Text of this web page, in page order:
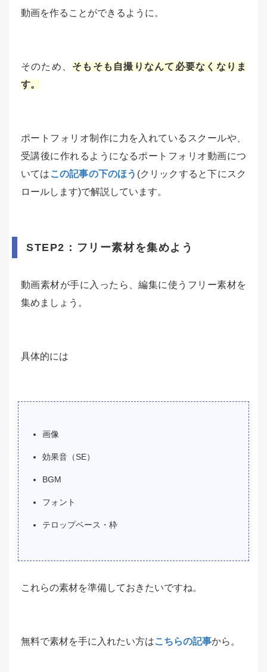
動画を作ることができるように。
そのため、 そもそも自撮りなんて必要なくなりま
す。
ポートフォリオ制作に力を入れているスクールや、
受講後に作れるようになるポートフォリオ動画につ
いては この記事の下のほう (クリックすると下にスク
ロールします)で解説しています。
STEP2：フリー素材を集めよう
動画素材が手に入ったら、編集に使うフリー素材を
集めましょう。
具体的には
画像
効果音（SE）
BGM
フォント
テロップベース・枠
これらの素材を準備しておきたいですね。
無料で素材を手に入れたい方はこちらの記事から。